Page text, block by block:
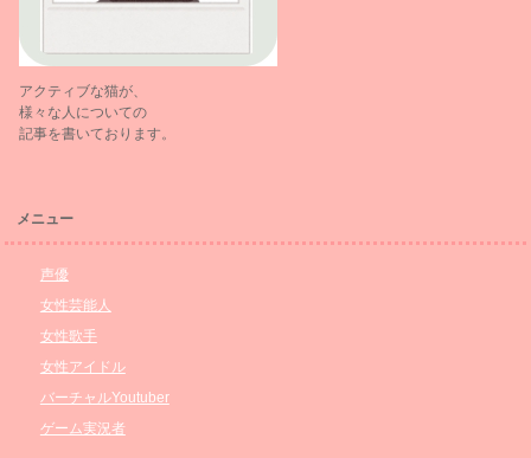
アクティブな猫が、
様々な人についての
記事を書いております。
メニュー
声優
女性芸能人
女性歌手
女性アイドル
バーチャルYoutuber
ゲーム実況者